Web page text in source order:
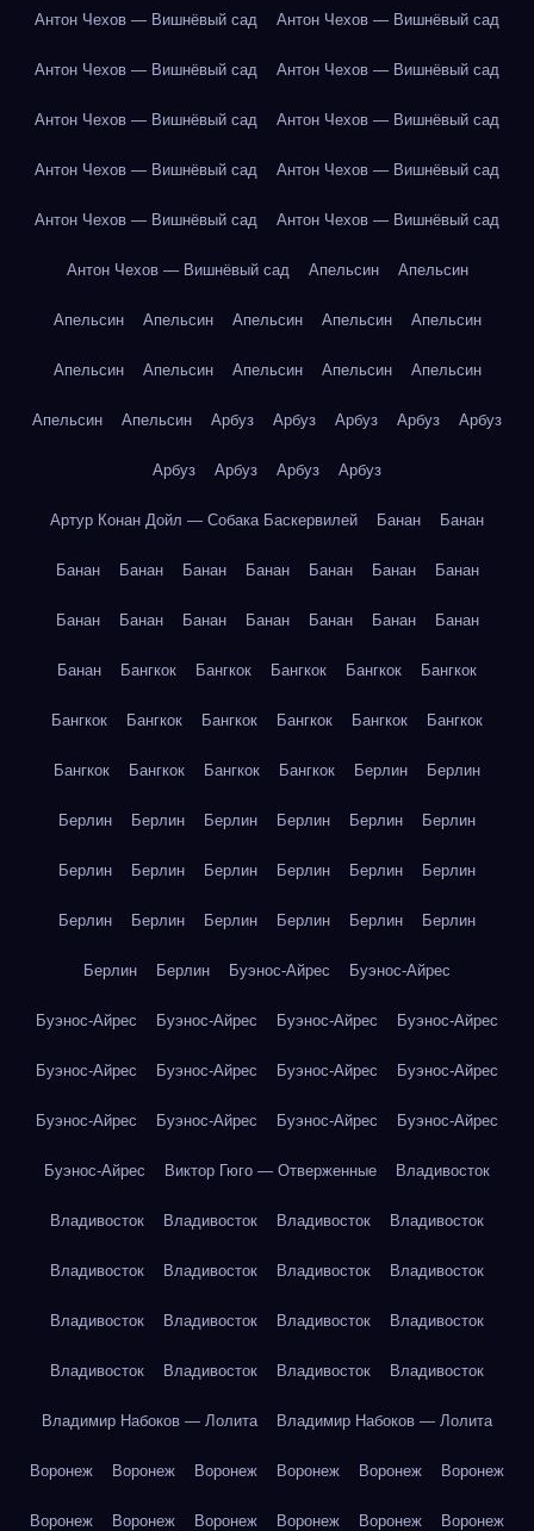
Антон Чехов — Вишнёвый сад Антон Чехов — Вишнёвый сад
Антон Чехов — Вишнёвый сад Антон Чехов — Вишнёвый сад
Антон Чехов — Вишнёвый сад Антон Чехов — Вишнёвый сад
Антон Чехов — Вишнёвый сад Антон Чехов — Вишнёвый сад
Антон Чехов — Вишнёвый сад Антон Чехов — Вишнёвый сад
Антон Чехов — Вишнёвый сад Апельсин Апельсин
Апельсин Апельсин Апельсин Апельсин Апельсин
Апельсин Апельсин Апельсин Апельсин Апельсин
Апельсин Апельсин Арбуз Арбуз Арбуз Арбуз Арбуз
Арбуз Арбуз Арбуз Арбуз
Артур Конан Дойл — Собака Баскервилей Банан Банан
Банан Банан Банан Банан Банан Банан Банан
Банан Банан Банан Банан Банан Банан Банан
Банан Бангкок Бангкок Бангкок Бангкок Бангкок
Бангкок Бангкок Бангкок Бангкок Бангкок Бангкок
Бангкок Бангкок Бангкок Бангкок Берлин Берлин
Берлин Берлин Берлин Берлин Берлин Берлин
Берлин Берлин Берлин Берлин Берлин Берлин
Берлин Берлин Берлин Берлин Берлин Берлин
Берлин Берлин Буэнос-Айрес Буэнос-Айрес
Буэнос-Айрес Буэнос-Айрес Буэнос-Айрес Буэнос-Айрес
Буэнос-Айрес Буэнос-Айрес Буэнос-Айрес Буэнос-Айрес
Буэнос-Айрес Буэнос-Айрес Буэнос-Айрес Буэнос-Айрес
Буэнос-Айрес Виктор Гюго — Отверженные Владивосток
Владивосток Владивосток Владивосток Владивосток
Владивосток Владивосток Владивосток Владивосток
Владивосток Владивосток Владивосток Владивосток
Владивосток Владивосток Владивосток Владивосток
Владимир Набоков — Лолита Владимир Набоков — Лолита
Воронеж Воронеж Воронеж Воронеж Воронеж Воронеж
Воронеж Воронеж Воронеж Воронеж Воронеж Воронеж